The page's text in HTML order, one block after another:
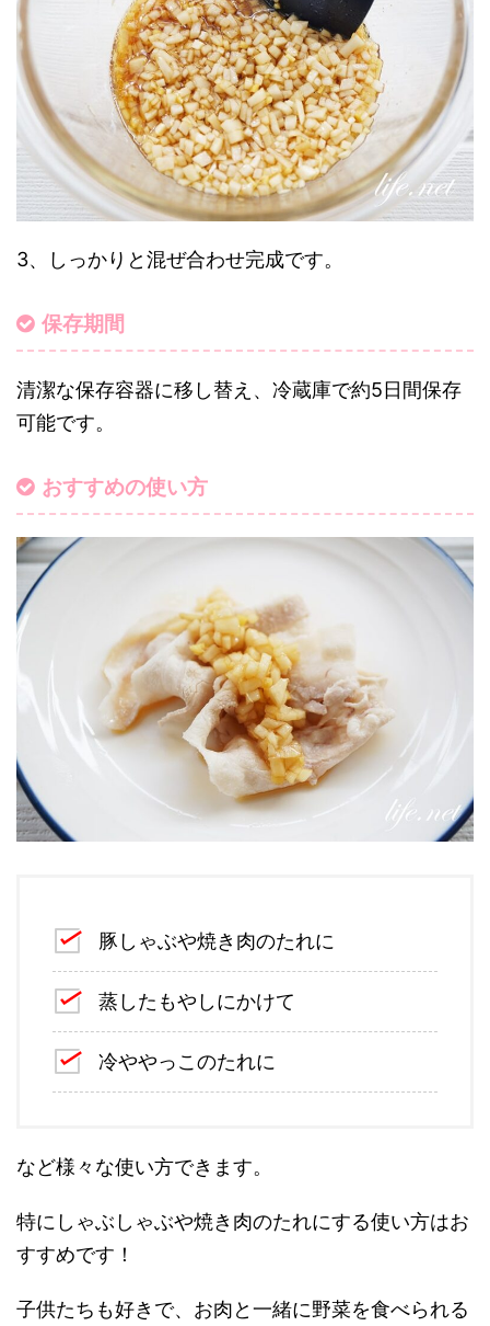
3、しっかりと混ぜ合わせ完成です。
保存期間
清潔な保存容器に移し替え、冷蔵庫で約5日間保存
可能です。
おすすめの使い方
豚しゃぶや焼き肉のたれに
蒸したもやしにかけて
冷ややっこのたれに
など様々な使い方できます。
特にしゃぶしゃぶや焼き肉のたれにする使い方はお
すすめです！
子供たちも好きで、お肉と一緒に野菜を食べられる